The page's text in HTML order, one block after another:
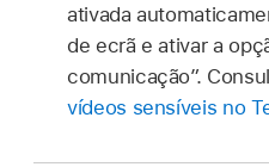
ativada
de ecrã e ativar a
comunicação”.
vídeos sensíveis no